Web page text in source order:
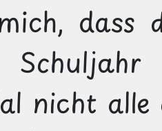
dass
nicht alle